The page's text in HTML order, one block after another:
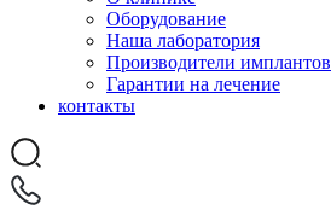
Оборудование
Наша лаборатория
Производители имплантов
Гарантии на лечение
контакты